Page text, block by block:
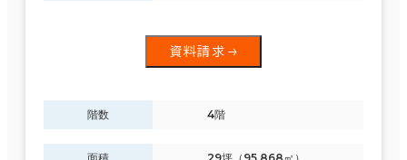
資料請求
階数 4階